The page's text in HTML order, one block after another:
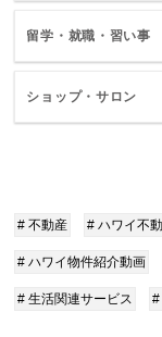
留学・就職・習い事
ショップ・サロン
# 不動産 # ハワイ不
# ハワイ物件紹介動画
# 生活関連サービス #